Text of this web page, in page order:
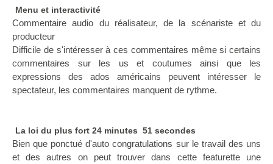
Menu et interactivité
Commentaire audio du réalisateur, de la scénariste et du
producteur
Difficile de s'intéresser à ces commentaires même si certains
commentaires sur les us et coutumes ainsi que les
expressions des ados américains peuvent intéresser le
spectateur, les commentaires manquent de rythme.
La loi du plus fort 24 minutes 51 secondes
Bien que ponctué d'auto congratulations sur le travail des uns
et des autres on peut trouver dans cette featurette une